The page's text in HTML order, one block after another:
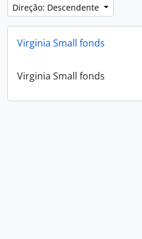
Direção: Descendente
Virginia Small fonds
Virginia Small fonds